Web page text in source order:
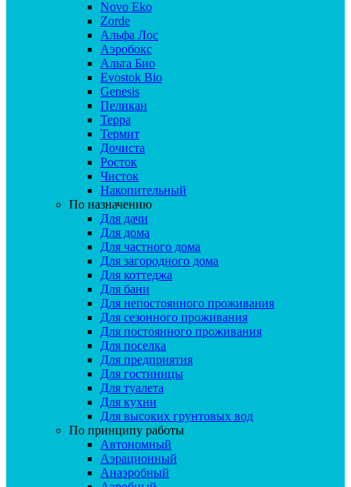
Novo Eko
Zorde
Альфа Лос
Аэробокс
Альта Био
Evostok Bio
Genesis
Пеликан
Терра
Термит
Дочиста
Росток
Чисток
Накопительный
По назначению
Для дачи
Для дома
Для частного дома
Для загородного дома
Для коттеджа
Для бани
Для непостоянного проживания
Для сезонного проживания
Для постоянного проживания
Для поселка
Для предприятия
Для гостиницы
Для туалета
Для кухни
Для высоких грунтовых вод
По принципу работы
Автономный
Аэрационный
Анаэробный